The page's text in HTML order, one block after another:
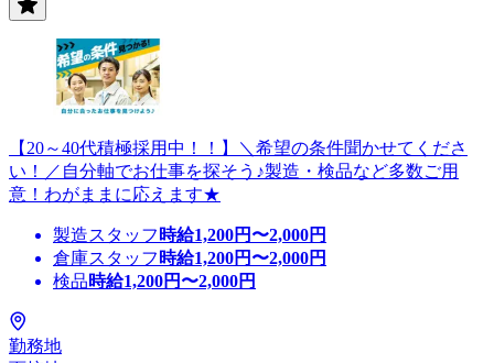
【20～40代積極採用中！！】＼希望の条件聞かせてくださ
い！／自分軸でお仕事を探そう♪製造・検品など多数ご用
意！わがままに応えます★
製造スタッフ 時給1,200円〜2,000円
倉庫スタッフ 時給1,200円〜2,000円
検品時給1,200円〜2,000円
勤務地